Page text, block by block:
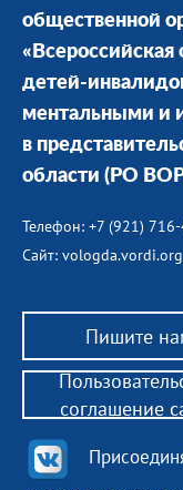
общественной
«Всероссийская
детей-
ментальными и
в
области (РО
Телефон: +7 (921)
Сайт: vologda.vordi.org
Пишите
соглашение